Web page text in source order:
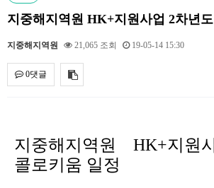
지중해지역원 HK+지원사업 2차년
지중해지역원 21,065 조회 19-05-14 15:30
0댓글
지중해지역원 HK+지원
콜로키움 일정